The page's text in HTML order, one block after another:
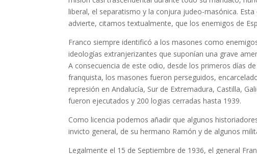
liberal, el separatismo y la conjura judeo-masónica.
advierte, citamos textualmente, que los enemigos de
Franco siempre identificó a los masones como
ideologías extranjerizantes que suponían una grave
A consecuencia de este odio, desde los primeros días
franquista, los masones fueron perseguidos,
represión en Andalucía, Sur de Extremadura, Castilla,
fueron ejecutados y 200 logias cerradas hasta 1939.
Como licencia podemos añadir que algunos
invicto general, de su hermano Ramón y de algunos
Legalmente el 15 de Septiembre de 1936, el general